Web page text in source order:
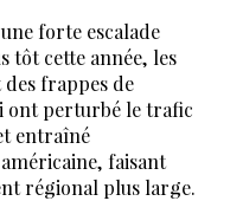
forte escalade
tôt cette année, les
frappes de
ont perturbé le trafic
entraîné
faisant
régional plus large.